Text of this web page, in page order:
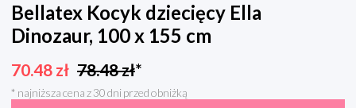
Bellatex Kocyk dziecięcy Ella
Dinozaur, 100 x 155 cm
70.48 zł 78.48zł*
* najniższa cena z 30 dni przed obniżką